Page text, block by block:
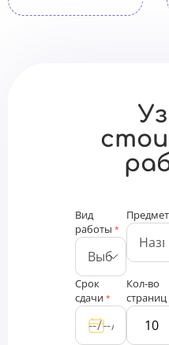
Вид
работы *
Предмет
Срок
сдачи *
Кол-во
страниц